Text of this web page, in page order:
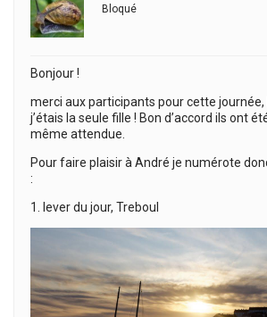
Bloqué
Bonjour !
merci aux participants pour cette journée,
j’étais la seule fille ! Bon d’accord ils ont
même attendue.
Pour faire plaisir à André je numérote
:
1. lever du jour, Treboul